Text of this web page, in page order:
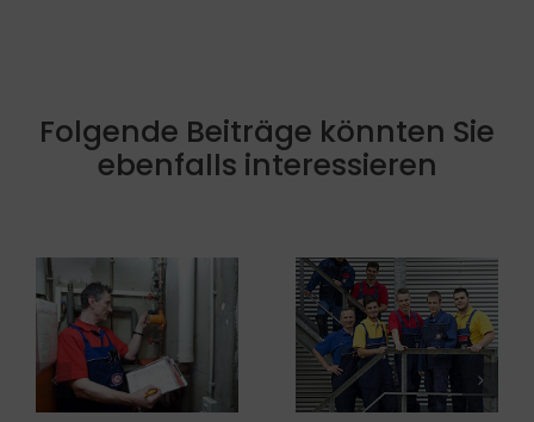
Folgende Beiträge könnten Sie
ebenfalls interessieren